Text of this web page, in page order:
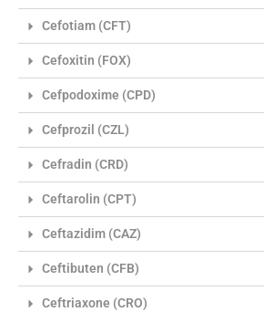
Cefotiam (CFT)
Cefoxitin (FOX)
Cefpodoxime (CPD)
Cefprozil (CZL)
Cefradin (CRD)
Ceftarolin (CPT)
Ceftazidim (CAZ)
Ceftibuten (CFB)
Ceftriaxone (CRO)